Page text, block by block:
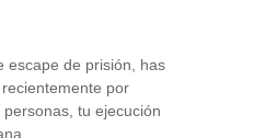
escape de prisión, has
por
tu ejecución